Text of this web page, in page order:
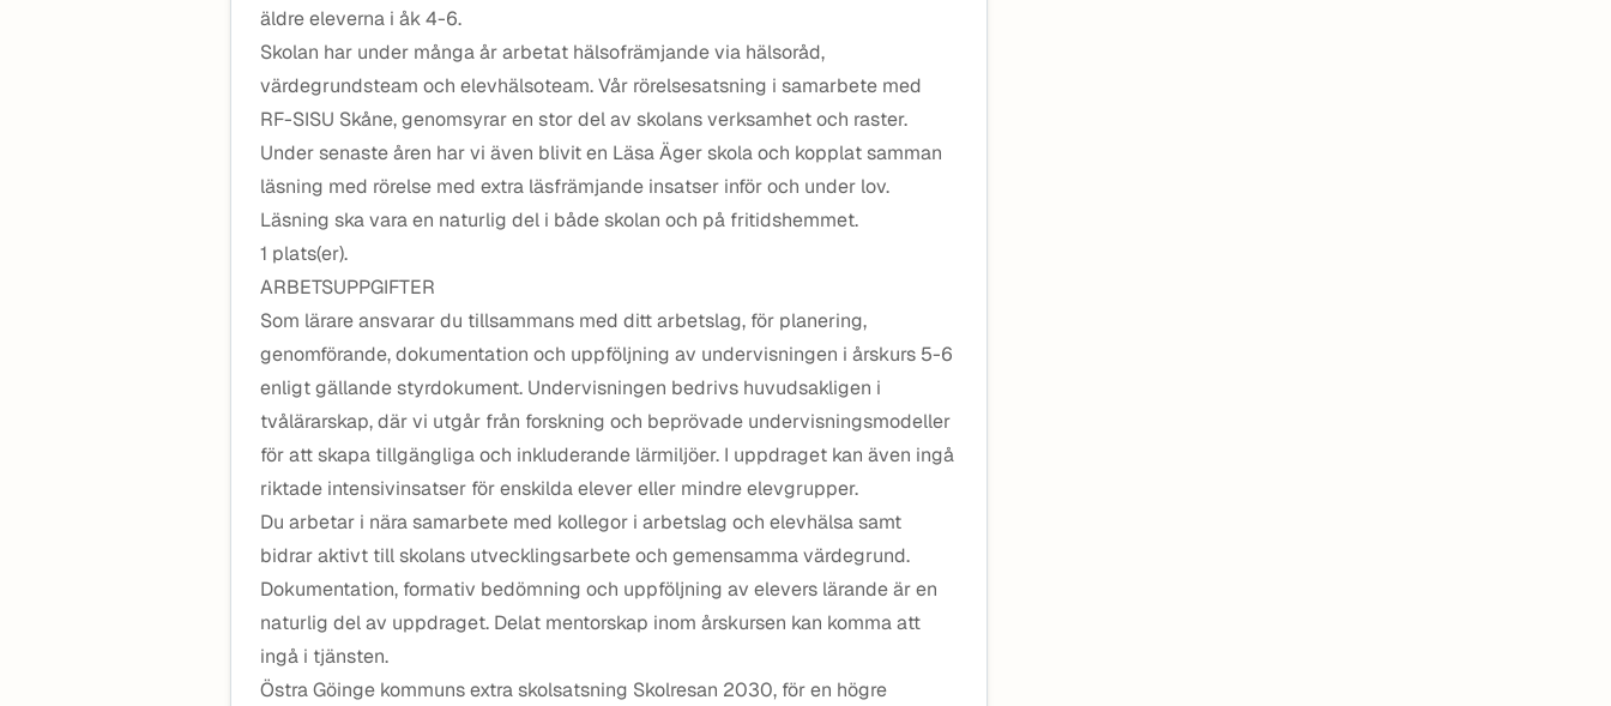
äldre eleverna i åk 4-6.
Skolan har under många år arbetat hälsofrämjande via hälsoråd,
värdegrundsteam och elevhälsoteam. Vår rörelsesatsning i samarbete med
RF-SISU Skåne, genomsyrar en stor del av skolans verksamhet och raster.
Under senaste åren har vi även blivit en Läsa Äger skola och kopplat samman
läsning med rörelse med extra läsfrämjande insatser inför och under lov.
Läsning ska vara en naturlig del i både skolan och på fritidshemmet.
1 plats(er).
ARBETSUPPGIFTER
Som lärare ansvarar du tillsammans med ditt arbetslag, för planering,
genomförande, dokumentation och uppföljning av undervisningen i årskurs 5-6
enligt gällande styrdokument. Undervisningen bedrivs huvudsakligen i
tvålärarskap, där vi utgår från forskning och beprövade undervisningsmodeller
för att skapa tillgängliga och inkluderande lärmiljöer. I uppdraget kan även ingå
riktade intensivinsatser för enskilda elever eller mindre elevgrupper.
Du arbetar i nära samarbete med kollegor i arbetslag och elevhälsa samt
bidrar aktivt till skolans utvecklingsarbete och gemensamma värdegrund.
Dokumentation, formativ bedömning och uppföljning av elevers lärande är en
naturlig del av uppdraget. Delat mentorskap inom årskursen kan komma att
ingå i tjänsten.
Östra Göinge kommuns extra skolsatsning Skolresan 2030, för en högre